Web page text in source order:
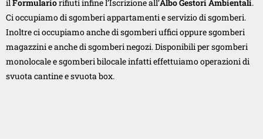
il Formulariorifiuti infine l’Iscrizione all’Albo Gestori Ambientali.
Ci occupiamo di sgomberi appartamenti e servizio di sgomberi.
Inoltre ci occupiamo anche di sgomberi uffici oppure sgomberi
magazzini e anche di sgomberi negozi. Disponibili per sgomberi
monolocale e sgomberi bilocale infatti effettuiamo operazioni di
svuota cantine e svuota box.